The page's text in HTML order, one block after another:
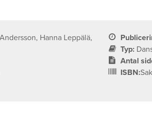
Typ:
Antal
ISBN: